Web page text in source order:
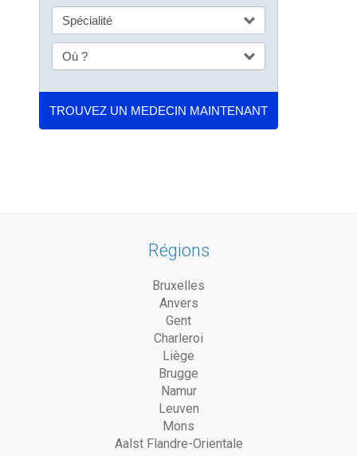
Régions
Bruxelles
Anvers
Gent
Charleroi
Liège
Brugge
Namur
Leuven
Mons
Aalst Flandre-Orientale